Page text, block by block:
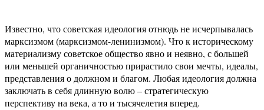
Известно, что советская идеология отнюдь не исчерпывалась
марксизмом (марксизмом-ленинизмом). Что к историческому
материализму советское общество явно и неявно, с большей
или меньшей органичностью прирастило свои мечты, идеалы,
представления о должном и благом. Любая идеология должна
заключать в себя длинную волю – стратегическую
перспективу на века, а то и тысячелетия вперед.